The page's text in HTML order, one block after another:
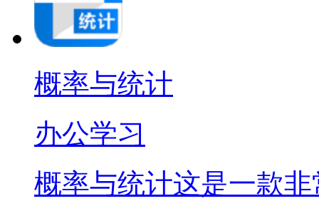
概率与统计
办公学习
概率与统计这是一款